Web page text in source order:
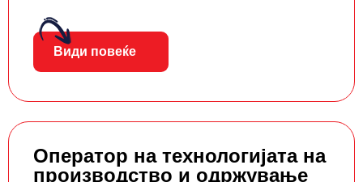
Види повеќе
Оператор на технологијата на
производство и одржување